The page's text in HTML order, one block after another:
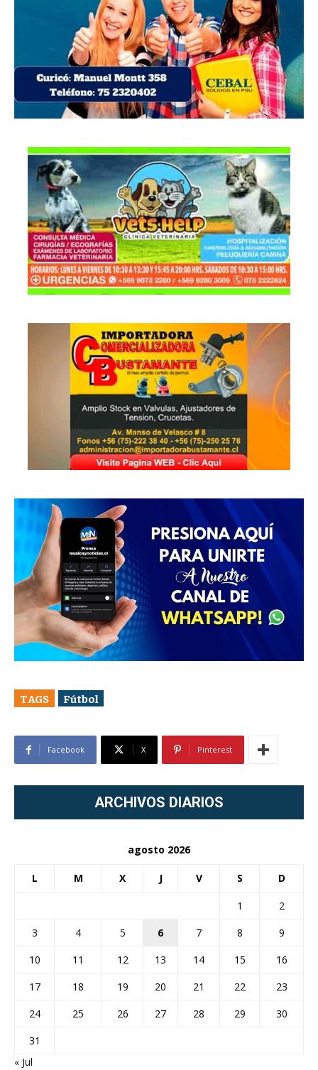
TAGS Fútbol
Facebook X Pinterest
ARCHIVOS DIARIOS
agosto 2026
L M X J V S D
1
2
3
4 5 6 7 8
9
10
11 12 13 14 15
16
17
18 19 20 21 22
23
24
25 26 27 28 29
30
31
« Jul